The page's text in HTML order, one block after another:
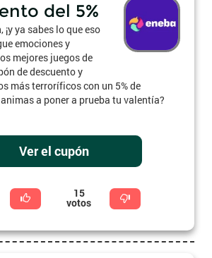
del 5%
ya sabes lo que eso
emociones y
mejores juegos de
de descuento y
más terroríficos con un 5% de
animas a poner a prueba tu valentía?
Ver el cupón
15
votos